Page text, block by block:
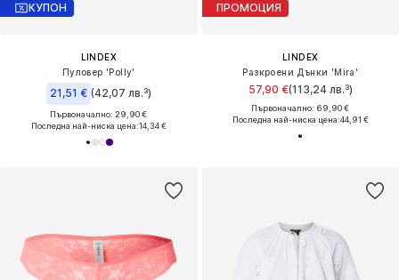
КУПОН
LINDEX
Пуловер 'Polly'
21,51 € (42,07 лв.³)
Първоначално: 29,90 €
Последна най-ниска цена:14,34 €
ПРОМОЦИЯ
LINDEX
Разкроени Дънки 'Mira'
57,90 €(113,24 лв.³)
Първоначално: 69,90 €
Последна най-ниска цена:44,91 €